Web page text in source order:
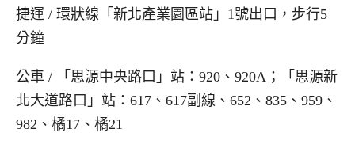
捷運 / 環狀線「新北產業園區站」1號出口，步行5
分鐘
公車 / 「思源中央路口」站：920、920A；「思源新
北大道路口」站：617、617副線、652、835、959、
982、橘17、橘21